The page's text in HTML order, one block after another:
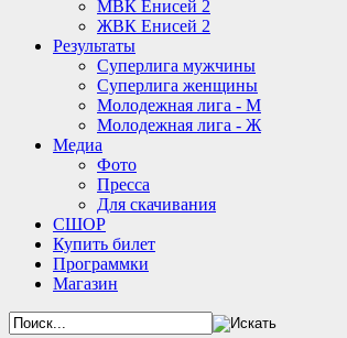
МВК Енисей 2
ЖВК Енисей 2
Результаты
Суперлига мужчины
Суперлига женщины
Молодежная лига - М
Молодежная лига - Ж
Медиа
Фото
Пресса
Для скачивания
СШОР
Купить билет
Программки
Магазин